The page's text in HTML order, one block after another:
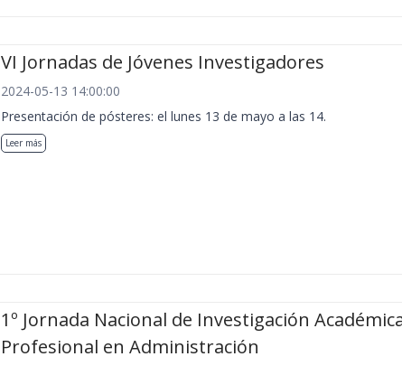
VI Jornadas de Jóvenes Investigadores
2024-05-13 14:00:00
Presentación de pósteres: el lunes 13 de mayo a las 14.
Leer más
1º Jornada Nacional de Investigación
Profesional en Administración